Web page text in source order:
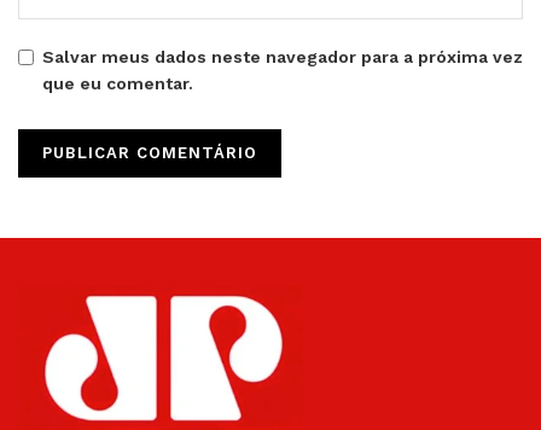
Salvar meus dados neste navegador para a próxima vez
que eu comentar.